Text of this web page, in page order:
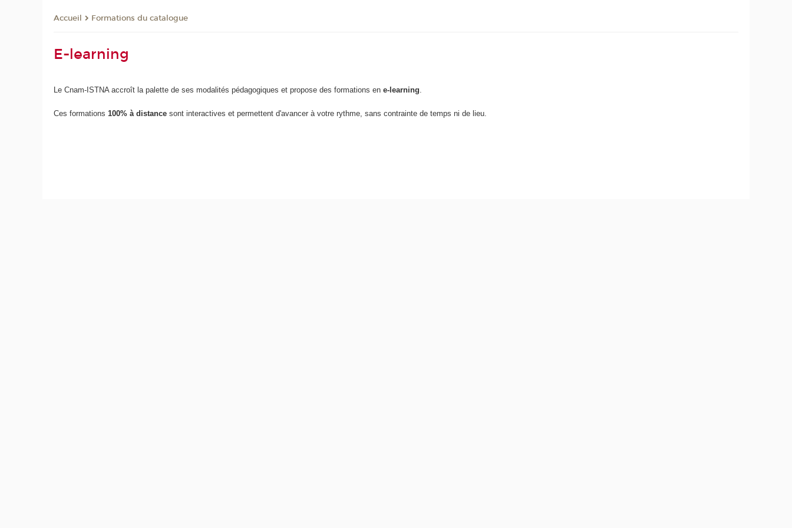
Accueil Formations du catalogue
E-learning
Le Cnam-ISTNA accroît la palette de ses modalités pédagogiques et propose des formations ene-learning
Ces formations100% à distance sont interactives et permettent d'avancer à votre rythme, sans contrainte de temps ni de lieu.